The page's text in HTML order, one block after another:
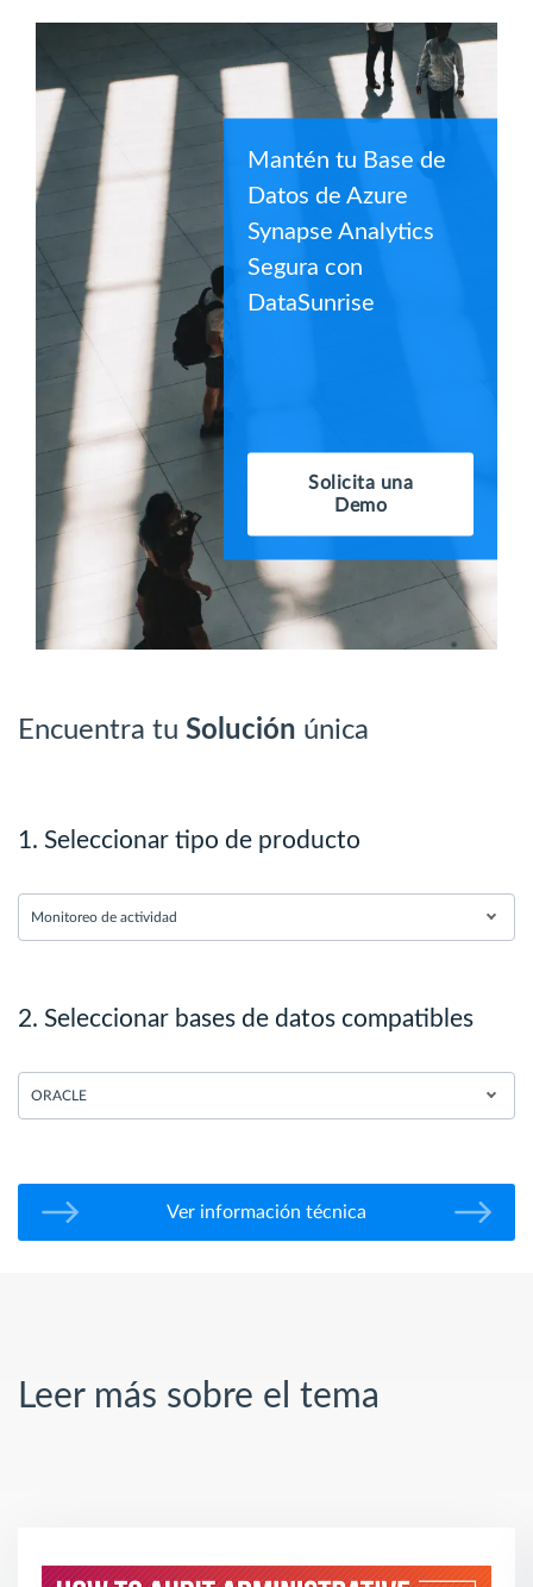
Mantén tu Base de
Datos de Azure
Synapse Analytics
Segura con
DataSunrise
Solicita una
Demo
Encuentra tu Solución única
1. Seleccionar tipo de producto
Monitoreo de actividad
2. Seleccionar bases de datos compatibles
ORACLE
Ver información técnica
Leer más sobre el tema